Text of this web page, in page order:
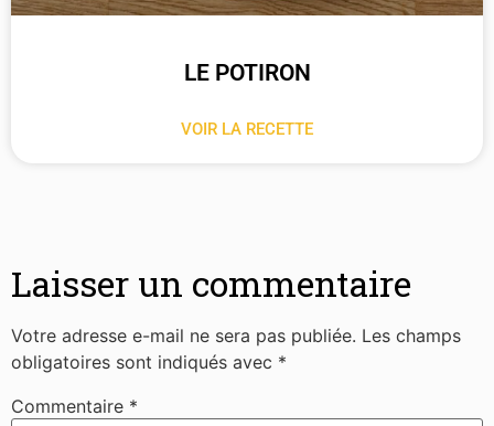
LE POTIRON
VOIR LA RECETTE
Laisser un commentaire
Votre adresse e-mail ne sera pas publiée. Les champs
obligatoires sont indiqués avec *
Commentaire *